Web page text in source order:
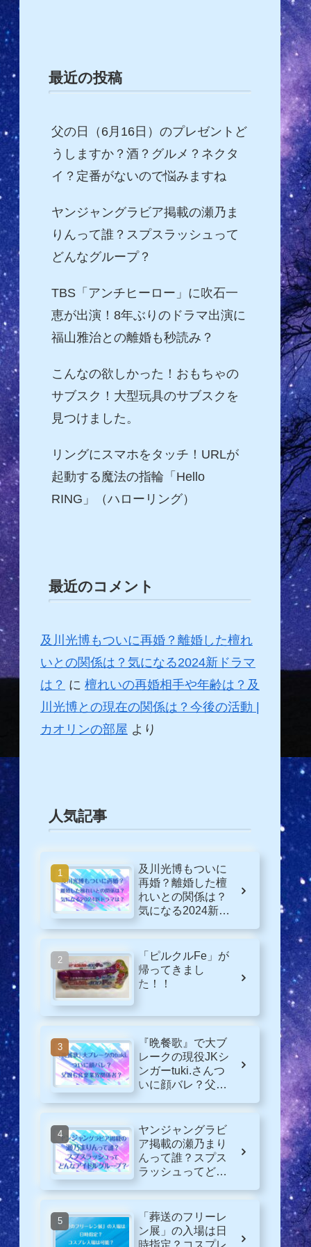
最近の投稿
父の日（6月16日）のプレゼントど
うしますか？酒？グルメ？ネクタ
イ？定番がないので悩みますね
ヤンジャングラビア掲載の瀬乃ま
りんって誰？スプスラッシュって
どんなグループ？
TBS「アンチヒーロー」に吹石一
恵が出演！8年ぶりのドラマ出演に
福山雅治との離婚も秒読み？
こんなの欲しかった！おもちゃの
サブスク！大型玩具のサブスクを
見つけました。
リングにスマホをタッチ！URLが
起動する魔法の指輪「Hello
RING」（ハローリング）
最近のコメント
及川光博もついに再婚？離婚した檀れ
いとの関係は？気になる2024新ドラマ
は？ に 檀れいの再婚相手や年齢は？及
川光博との現在の関係は？今後の活動 |
カオリンの部屋 より
人気記事
及川光博もついに
再婚？離婚した檀
れいとの関係は？
気になる2024新ド
「ピルクルFe」が
帰ってきまし
た！！
『晩餐歌』で大ブ
レークの現役JKシ
ンガーtuki.さんつ
いに顔バレ？父親
ヤンジャングラビ
ア掲載の瀬乃まり
んって誰？スプス
ラッシュってどん
「葬送のフリーレ
ン展」の入場は日